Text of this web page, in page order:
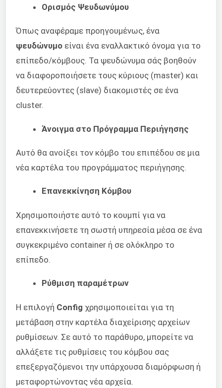
Ορισμός Ψευδωνύμου
Όπως αναφέραμε προηγουμένως, ένα
ψευδώνυμο είναι ένα εναλλακτικό όνομα για το
επίπεδο/κόμβους. Τα ψευδώνυμα σάς βοηθούν
να διαφοροποιήσετε τους κύριους (master) και
δευτερεύοντες (slave) διακομιστές σε ένα
cluster.
Άνοιγμα στο Πρόγραμμα Περιήγησης
Αυτό θα ανοίξει τον κόμβο του επιπέδου σε μια
νέα καρτέλα του προγράμματος περιήγησης.
Επανεκκίνηση Κόμβου
Χρησιμοποιήστε αυτό το κουμπί για να
επανεκκινήσετε τη σωστή υπηρεσία μέσα σε ένα
συγκεκριμένο container ή σε ολόκληρο το
επίπεδο.
Ρύθμιση παραμέτρων
Η επιλογή Config χρησιμοποιείται για τη
μετάβαση στην καρτέλα διαχείρισης αρχείων
ρυθμίσεων. Σε αυτό το παράθυρο, μπορείτε να
αλλάξετε τις ρυθμίσεις του κόμβου σας
επεξεργαζόμενοι την υπάρχουσα διαμόρφωση ή
μεταφορτώνοντας νέα αρχεία.